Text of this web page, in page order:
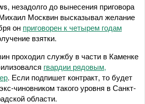
незадолго до вынесения приговора
Москвин высказывал желание
он приговорен к четырем годам
взятки.
проходил службу в части в Каменке
гвардии рядовым,
. Если подпишет контракт, то будет
чиновником такого уровня в Санкт-
области.